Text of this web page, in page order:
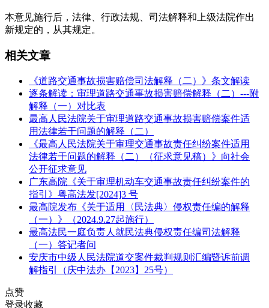
本意见施行后，法律、行政法规、司法解释和上级法院作出
新规定的，从其规定。
相关文章
《道路交通事故损害赔偿司法解释（二）》条文解读
逐条解读：审理道路交通事故损害赔偿解释（二）---附
解释（一）对比表
最高人民法院关于审理道路交通事故损害赔偿案件适
用法律若干问题的解释（二）
《最高人民法院关于审理交通事故责任纠纷案件适用
法律若干问题的解释（二）（征求意见稿）》向社会
公开征求意见
广东高院《关于审理机动车交通事故责任纠纷案件的
指引》粤高法发[2024]3 号
最高院发布《关于适用〈民法典〉侵权责任编的解释
（一）》（2024.9.27起施行）
最高法民一庭负责人就民法典侵权责任编司法解释
（一）答记者问
安庆市中级人民法院道交案件裁判规则汇编暨诉前调
解指引（庆中法办【2023】25号）
点赞
登录收藏